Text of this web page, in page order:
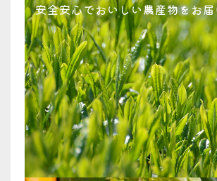
安全安心でおいしい農産物をお届